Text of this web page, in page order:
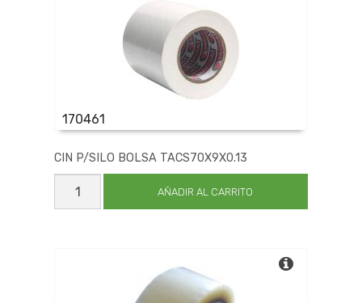
170461
CIN P/SILO BOLSA TACS70X9X0.13
CIN
P/SILO
BOLSA
AÑADIR AL CARRITO